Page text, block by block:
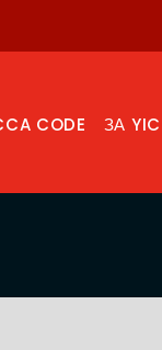
CODE ЗА